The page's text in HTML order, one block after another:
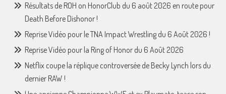
Résultats de ROH on HonorClub du 6 août 2026 en route pour
Death Before Dishonor !
Reprise Vidéo pour le TNA Impact Wrestling du 6 Août 2026 !
Reprise Vidéo pour la Ring of Honor du 6 Août 2026
Netflix coupe la réplique controversée de Becky Lynch lors du
dernier RAW !